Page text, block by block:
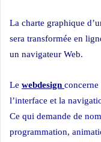
La charte graphique
sera transformée en
un navigateur Web.
Le webdesign concerne
l’interface et la
Ce qui demande de
programmation,